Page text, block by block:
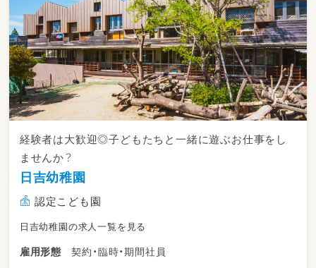
経験者は大歓迎◎子どもたちと一緒に遊ぶお仕事をし
ませんか？
日吉幼稚園
認定こども園
日吉幼稚園の求人一覧を見る
雇用形態 契約・臨時・期間社員